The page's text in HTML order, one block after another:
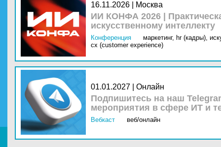
16.11.2026 | Москва
ИИ КОНФА 2026 |
искусственному интеллекту
Конференция маркетинг, hr (кадры),
cx (customer experience)
01.01.2027 | Онлайн
Подпишитесь на наш
мероприятия в сфере ИТ и
Вебкаст веб/онлайн